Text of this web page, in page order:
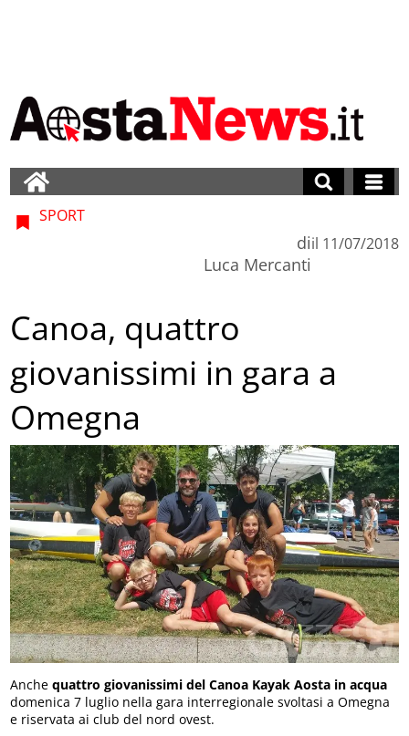
SPORT
di
Luca Mercanti
il 11/07/2018
Canoa, quattro
giovanissimi in gara a
Omegna
Anchequattro giovanissimi del Canoa Kayak Aosta in acqua
domenica 7 luglio nella gara interregionale svoltasi a Omegna
e riservata ai club del nord ovest.